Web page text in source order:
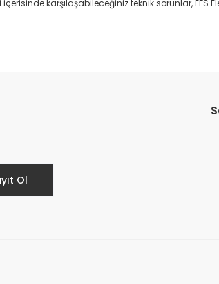
karşılaşabileceğiniz teknik sorunlar, EFS
Ol